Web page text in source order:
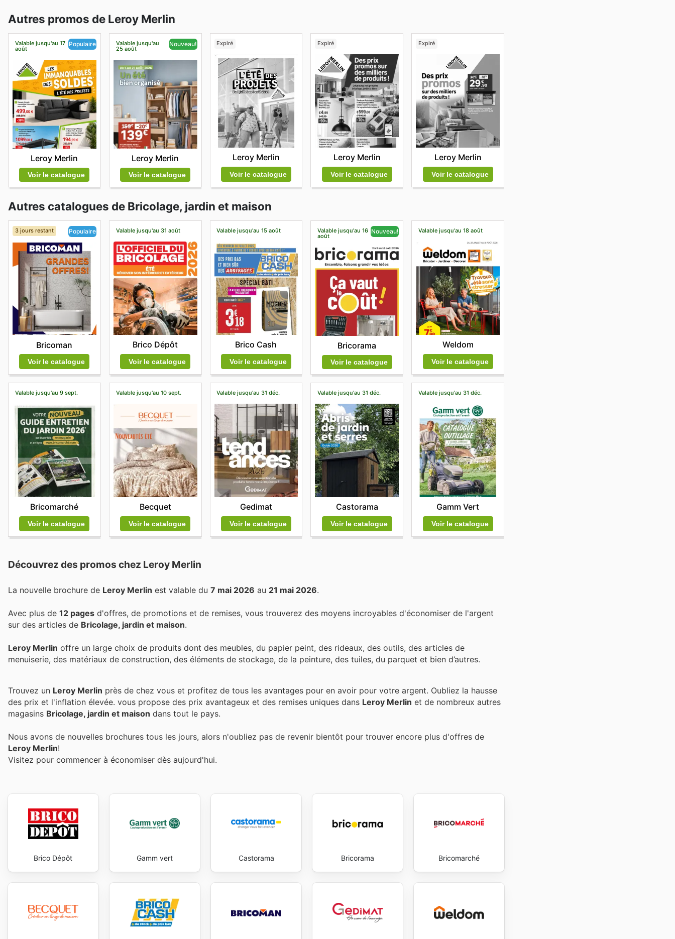
Autres promos de Leroy Merlin
Valable jusqu'au 17
août
Populaire
Leroy Merlin
Voir le catalogue
Valable jusqu'au
25 août
Nouveau!
Leroy Merlin
Voir le catalogue
Expiré
Leroy Merlin
Voir le catalogue
Expiré
Leroy Merlin
Voir le catalogue
Expiré
Leroy Merlin
Voir le catalogue
Autres catalogues de Bricolage, jardin et maison
3 jours restant Populaire
Bricoman
Voir le catalogue
Valable jusqu'au 31 août
Brico Dépôt
Voir le catalogue
Valable jusqu'au 15 août
Brico Cash
Voir le catalogue
Valable jusqu'au 16
août
Nouveau!
Bricorama
Voir le catalogue
Valable jusqu'au 18 août
Weldom
Voir le catalogue
Valable jusqu'au 9 sept.
Bricomarché
Voir le catalogue
Valable jusqu'au 10 sept.
Becquet
Voir le catalogue
Valable jusqu'au 31 déc.
Gedimat
Voir le catalogue
Valable jusqu'au 31 déc.
Castorama
Voir le catalogue
Valable jusqu'au 31 déc.
Gamm Vert
Voir le catalogue
Découvrez des promos chez Leroy Merlin
La nouvelle brochure de Leroy Merlin est valable du 7 mai 2026 au 21 mai 2026.
Avec plus de 12 pages d'offres, de promotions et de remises, vous trouverez des moyens incroyables d'économiser de l'argent
sur des articles de Bricolage, jardin et maison.
Leroy Merlin offre un large choix de produits dont des meubles, du papier peint, des rideaux, des outils, des articles de
menuiserie, des matériaux de construction, des éléments de stockage, de la peinture, des tuiles, du parquet et bien d’autres.
Trouvez un Leroy Merlin près de chez vous et profitez de tous les avantages pour en avoir pour votre argent. Oubliez la hausse
des prix et l'inflation élevée. vous propose des prix avantageux et des remises uniques dans Leroy Merlin et de nombreux autres
magasins Bricolage, jardin et maison dans tout le pays.
Nous avons de nouvelles brochures tous les jours, alors n'oubliez pas de revenir bientôt pour trouver encore plus d'offres de
Leroy Merlin!
Visitez pour commencer à économiser dès aujourd'hui.
Brico Dépôt Gamm vert Castorama Bricorama Bricomarché